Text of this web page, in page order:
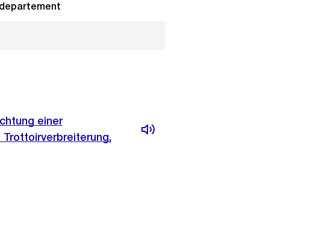
einer